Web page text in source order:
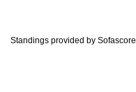
Standings provided by Sofascore